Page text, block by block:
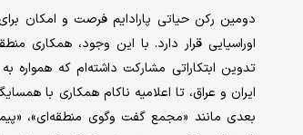
دومین رکن حیاتی پارادایم فرصت و امکان‌
اوراسیایی قرار دارد. با این‌ وجود، همکاری
تدوین ابتکاراتی مشارکت داشته‌ام که
بعدی مانند «مجمع گفت‌ وگوی منطقه‌ای»،